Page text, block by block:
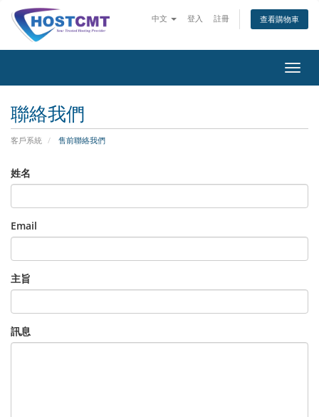
中文 登入 註冊 查看購物車
切
換
聯絡我們
客戶系統 售前聯絡我們
姓名
Email
主旨
訊息